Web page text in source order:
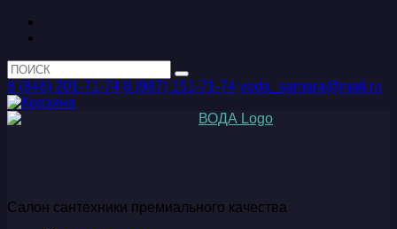
8 (846) 201-71-74 8 (987) 151-71-74 voda_samara@mail.ru
Салон сантехники премиального качества